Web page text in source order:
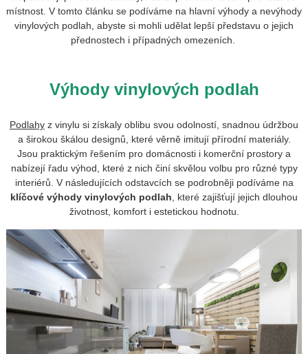
místnost. V tomto článku se podíváme na hlavní výhody a nevýhody
vinylových podlah, abyste si mohli udělat lepší představu o jejich
přednostech i případných omezeních.
Výhody vinylových podlah
Podlahy z vinylu si získaly oblibu svou odolností, snadnou údržbou
a širokou škálou designů, které věrně imitují přírodní materiály.
Jsou praktickým řešením pro domácnosti i komerční prostory a
nabízejí řadu výhod, které z nich činí skvělou volbu pro různé typy
interiérů. V následujících odstavcích se podrobněji podíváme na
klíčové výhody vinylových podlah , které zajišťují jejich dlouhou
životnost, komfort i estetickou hodnotu.